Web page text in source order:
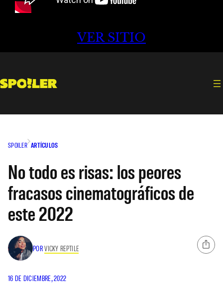
VER SITIO
SPOILER ARTÍCULOS
No todo es risas: los peores
fracasos cinematográficos de
este 2022
PORVICKY REPTILE
16 DE DICIEMBRE, 2022